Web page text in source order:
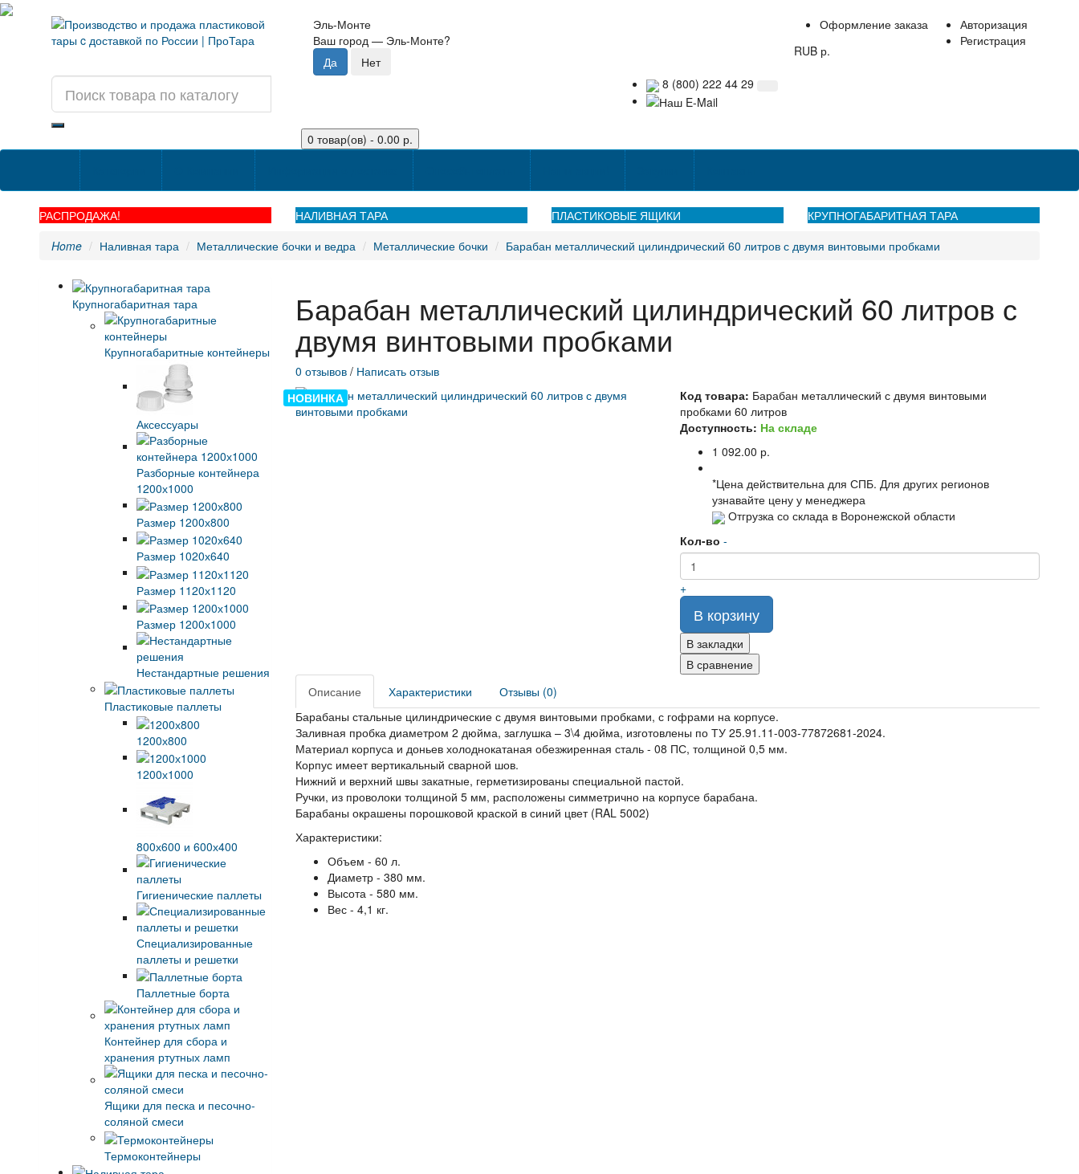
Эль-Монте
Ваш город — Эль-Монте?
Авторизация
Регистрация
Оформление заказа
RUB р.
8 (800) 222 44 29
0 товар(ов) - 0.00 р.
РАСПРОДАЖА! НАЛИВНАЯ ТАРА ПЛАСТИКОВЫЕ ЯЩИКИ
КРУПНОГАБАРИТНАЯ ТАРА
Home
Наливная тара Металлические бочки и ведра Металлические бочки Барабан металлический цилиндрический 60 литров с двумя винтовыми пробками
Крупногабаритная тара
Крупногабаритные контейнеры
Аксессуары
Разборные контейнера
1200х1000
Размер 1200х800
Размер 1020х640
Размер 1120х1120
Размер 1200х1000
Нестандартные решения
Пластиковые паллеты
1200х800
1200х1000
800х600 и 600х400
Гигиенические паллеты
Специализированные
паллеты и решетки
Паллетные борта
Контейнер для сбора и
хранения ртутных ламп
Ящики для песка и песочно-
соляной смеси
Термоконтейнеры
Барабан металлический цилиндрический 60 литров с
двумя винтовыми пробками
0 отзывов/ Написать отзыв
НОВИНКА
Код товара: Барабан металлический с двумя винтовыми
пробками 60 литров
Доступность: На складе
1 092.00 р.
*Цена действительна для СПБ. Для других регионов
узнавайте цену у менеджера
Отгрузка со склада в Воронежской области
Кол-во -
+
В корзину
В закладки
В сравнение
Описание
Характеристики
Отзывы (0)
Барабаны стальные цилиндрические с двумя винтовыми пробками, с гофрами на корпусе.
Заливная пробка диаметром 2 дюйма, заглушка – 3\4 дюйма, изготовлены по ТУ 25.91.11-003-77872681-2024.
Материал корпуса и доньев холоднокатаная обезжиренная сталь - 08 ПС, толщиной 0,5 мм.
Корпус имеет вертикальный сварной шов.
Нижний и верхний швы закатные, герметизированы специальной пастой.
Ручки, из проволоки толщиной 5 мм, расположены симметрично на корпусе барабана.
Барабаны окрашены порошковой краской в синий цвет (RAL 5002)
Характеристики:
Объем - 60 л.
Диаметр - 380 мм.
Высота - 580 мм.
Вес - 4,1 кг.